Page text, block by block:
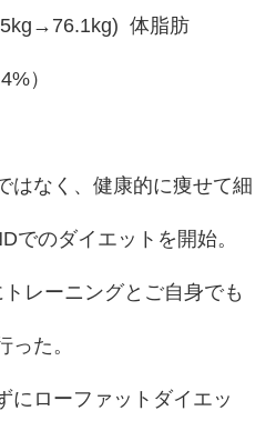
体脂肪
）
はなく、健康的に痩せて細
でのダイエットを開始。
レーニングとご自身でも
った。
にローファットダイエッ